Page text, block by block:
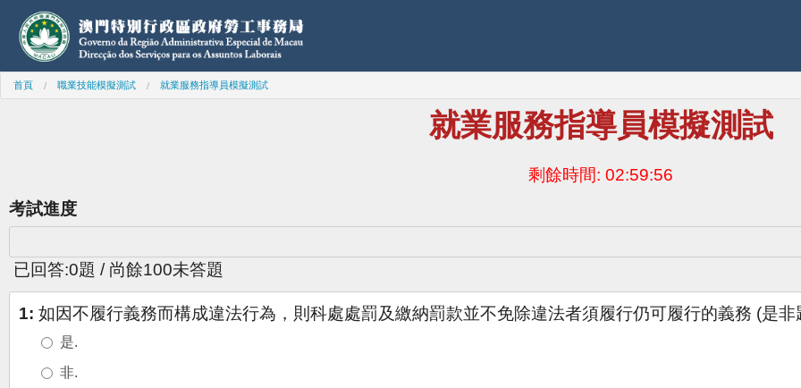
首頁 職業技能模擬測試 就業服務指導員模擬測試
就業服務指導員模擬測試
剩餘時間: 02:59:56
考試進度
已回答:0題 / 尚餘100未答題
1: 如因不履行義務而構成違法行為，則科處處罰及繳納罰款並不免除違法者須履行仍可履行的義務 (是非
是.
非.